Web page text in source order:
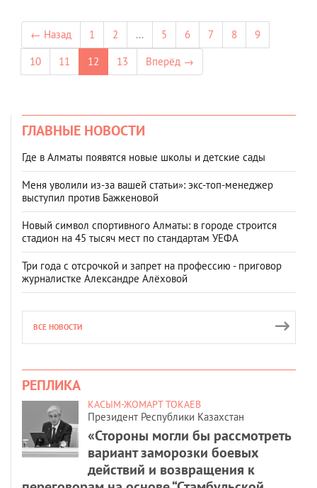
← Назад 1 2 ... 5 6 7 8
9
10
11 12 13 Вперёд →
ГЛАВНЫЕ НОВОСТИ
Где в Алматы появятся новые школы и детские сады
Меня уволили из-за вашей статьи»: экс-топ-менеджер
выступил против Бажкеновой
Новый символ спортивного Алматы: в городе строится
стадион на 45 тысяч мест по стандартам УЕФА
Три года с отсрочкой и запрет на профессию - приговор
журналистке Александре Алёховой
ВСЕ НОВОСТИ
РЕПЛИКА
КАСЫМ-ЖОМАРТ ТОКАЕВ
Президент Республики Казахстан
«Стороны могли бы рассмотреть
вариант заморозки боевых
действий и возвращения к